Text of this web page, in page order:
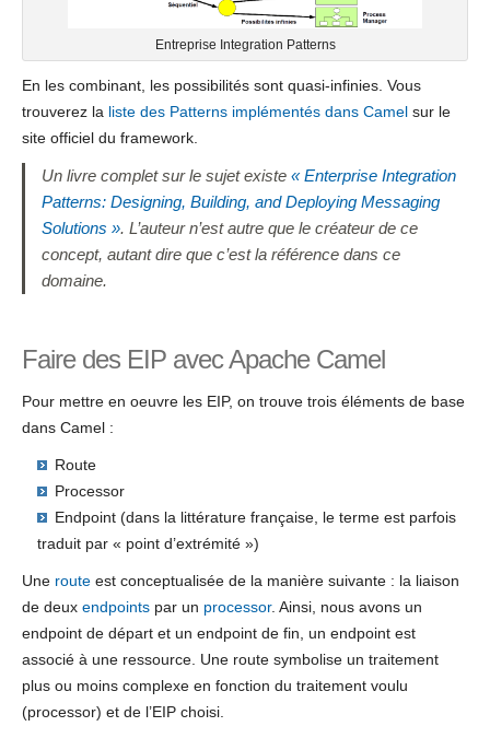
Entreprise Integration Patterns
En les combinant, les possibilités sont quasi-infinies. Vous
trouverez la liste des Patterns implémentés dans Camel sur le
site officiel du framework.
Un livre complet sur le sujet existe« Enterprise Integration
Patterns: Designing, Building, and Deploying Messaging
Solutions ». L’auteur n’est autre que le créateur de ce
concept, autant dire que c’est la référence dans ce
domaine.
Faire des EIP avec Apache Camel
Pour mettre en oeuvre les EIP, on trouve trois éléments de base
dans Camel :
Route
Processor
Endpoint (dans la littérature française, le terme est parfois
traduit par « point d’extrémité »)
Une route est conceptualisée de la manière suivante : la liaison
de deux endpoints par un processor. Ainsi, nous avons un
endpoint de départ et un endpoint de fin, un endpoint est
associé à une ressource. Une route symbolise un traitement
plus ou moins complexe en fonction du traitement voulu
(processor) et de l’EIP choisi.